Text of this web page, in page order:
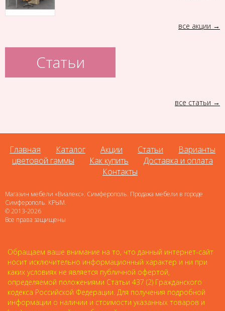
все акции
Статьи
все статьи
Главная Каталог Акции Статьи
Варианты
цветовой гаммы
Как купить
Доставка и оплата
Контакты
Магазин мебели «Виалекс». Симферополь. Продажа мебели в городе
Симферополь. КРЫМ.
© 2013-2026
Все права защищены
Обращаем ваше внимание на то, что данный интернет-сайт
носит исключительно информационный характер и ни при
каких условиях не является публичной офертой,
определяемой положениями Статьи 437 (2) Гражданского
кодекса Российской Федерации. Для получения подробной
информации о наличии и стоимости указанных товаров и